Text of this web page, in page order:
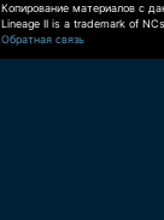
Копирование материалов с
Lineage II is a trademark of
Обратная связь